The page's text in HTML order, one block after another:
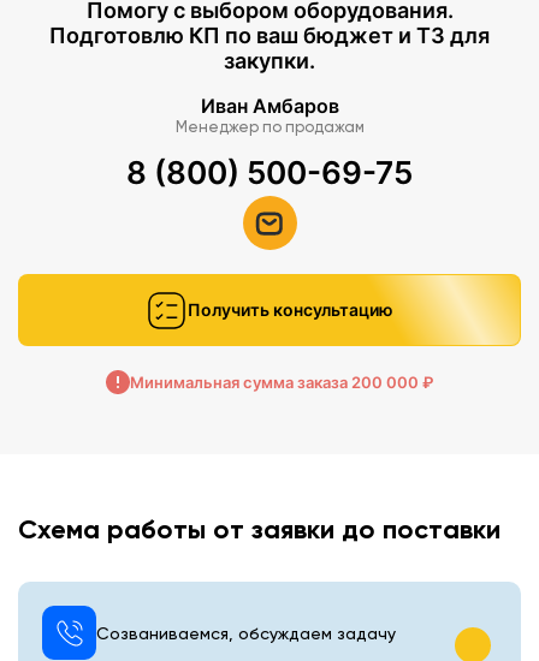
Помогу с выбором оборудования.
Подготовлю КП по ваш бюджет и ТЗ для
закупки.
Иван Амбаров
Менеджер по продажам
8 (800) 500-69-75
Получить консультацию
Минимальная сумма заказа 200 000 ₽
Схема работы от заявки до поставки
Созваниваемся, обсуждаем задачу